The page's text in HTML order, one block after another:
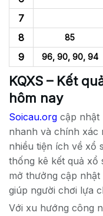
7
8 85
9 96, 90, 90, 94
KQXS – Kết
hôm nay
Soicau.org cập nhật
nhanh và chính xác
nhiều tiện ích về xổ
thống kê kết quả xổ
mở thưởng cập
giúp người chơi lựa
Với xu hướng công